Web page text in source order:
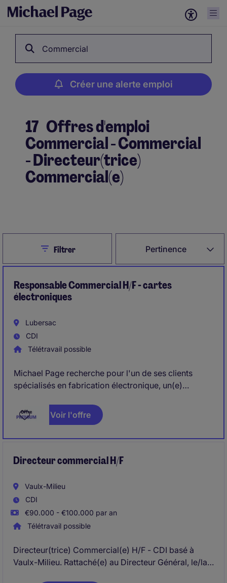
Commercial
Créer une alerte emploi
17 Offres d'emploi
Commercial - Commercial
- Directeur(trice)
Commercial(e)
Pertinence
CloseFiltrer
Responsable Commercial H/F - cartes
électroniques
Lubersac
CDI
Télétravail possible
Michael Page recherche pour l'un de ses clients
spécialisés en fabrication électronique, un(e)
l'activité sur différents secteurs.
Voir l'offre
Directeur commercial H/F
Vaulx-Milieu
CDI
€90.000 - €100.000 par an
Télétravail possible
Directeur(trice) Commercial(e) H/F - CDI basé à
Vaulx-Milieu. Rattaché(e) au Directeur Général, le/la